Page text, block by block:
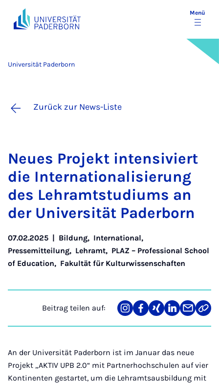
Menü
Universität Paderborn
Zurück zur News-Liste
Neu­es Pro­jekt in­ten­si­viert
die In­ter­na­ti­o­na­li­sie­rung
des Lehr­amt­s­tu­di­ums an
der Uni­ver­si­tät Pa­der­born
07.02.2025 | Bildung, International,
Pressemitteilung, Lehramt, PLAZ – Professional School
of Education, Fakultät für Kulturwissenschaften
Beitrag teilen auf:
Teilen
auf
Teilen
auf
Teilen
auf
Teilen
auf
Teilen
über
Link
An der Universität Paderborn ist im Januar das neue
Projekt „AKTIV UPB 2.0“ mit Partnerhochschulen auf vier
Kontinenten gestartet, um die Lehramtsausbildung mit